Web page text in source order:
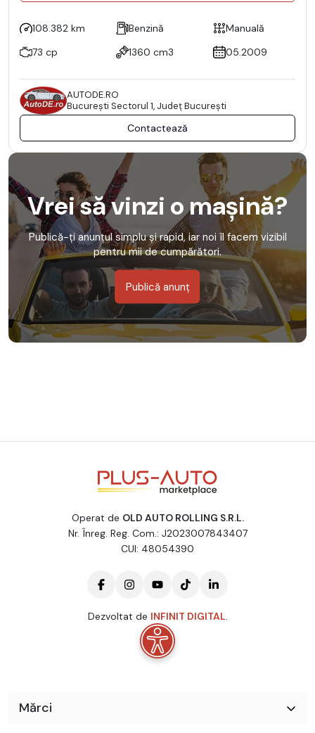
108.382 km Benzină
Manuală
73 cp
1360 cm3 05.2009
AUTODE.RO
Bucureşti Sectorul 1, Județ București
Contactează
Vrei să vinzi o mașină?
Publică-ți anunțul simplu și rapid, iar noi îl facem vizibil
pentru mii de cumpărători.
Publică anunț
Operat de OLD AUTO ROLLING S.R.L.
Nr. Înreg. Reg. Com.: J2023007843407
CUI: 48054390
Dezvoltat de INFINIT DIGITAL.
Mărci